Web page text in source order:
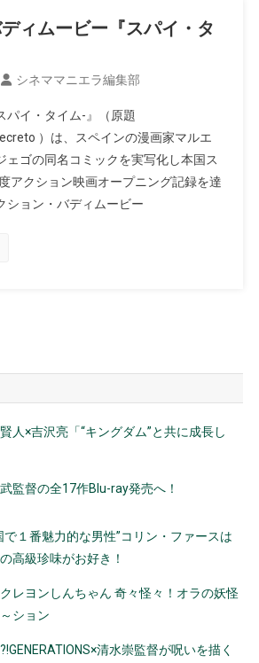
ィムービー『スパイ・タ
シネママニエラ編集部
パイ・タイム-』（原題
）は、スペインの漫画家マルエ
ェゴの同名コミックを実写化し本国ス
アクション映画オープニング記録を達
ション・バディムービー
人×吉沢亮「“キングダム”と共に成長し
監督の全17作Blu-ray発売へ！
で１番魅力的な男性”コリン・ファースは
高級珍味がお好き！
レヨンしんちゃん 奇々怪々！オラの妖怪
ション
清水崇監督が呪いを描く